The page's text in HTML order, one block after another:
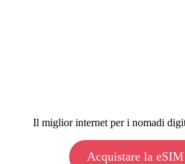
Il miglior internet per i nomadi
Acquistare la